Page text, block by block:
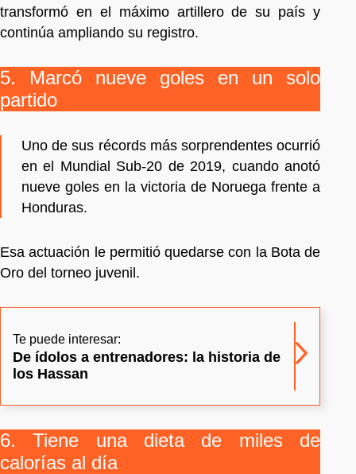
transformó en el máximo artillero de su país y
continúa ampliando su registro.
5. Marcó nueve goles en un solo
partido
Uno de sus récords más sorprendentes ocurrió
en el Mundial Sub-20 de 2019, cuando anotó
nueve goles en la victoria de Noruega frente a
Honduras.
Esa actuación le permitió quedarse con la Bota de
Oro del torneo juvenil.
Te puede interesar:
De ídolos a entrenadores: la historia de
los Hassan
6. Tiene una dieta de miles de
calorías al día